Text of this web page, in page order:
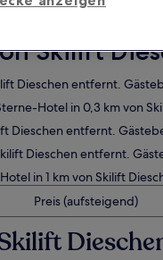
Morgen
Skilift
Dieschen entfernt.
Hotel in 0,3 km von
Dieschen entfernt.
Dieschen entfernt.
in 1 km von Skilift
Preis (aufsteigend)